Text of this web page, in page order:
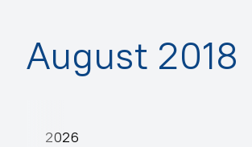
August 2018
2026